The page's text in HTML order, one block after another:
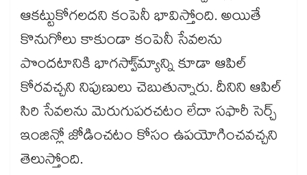
ఆకట్టుకోగలదని కంపెనీ భావిస్తోంది. అయితే
కొనుగోలు కాకుండా కంపెనీ సేవలను
పొందటానికి భాగస్వా్మ్యాన్ని కూడా ఆపిల్
కోరవచ్చని నిపుణులు చెబుతున్నారు. దీనిని ఆపిల్
సిరి సేవలను మెరుగుపరచటం లేదా సఫారీ సెర్చ్
ఇంజిన్లో జోడించటం కోసం ఉపయోగించవచ్చని
తెలుస్తోంది.